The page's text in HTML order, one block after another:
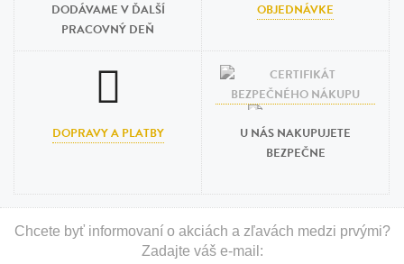
DODÁVAME V ĎALŠÍ
PRACOVNÝ DEŇ
OBJEDNÁVKE
DOPRAVY A PLATBY
U NÁS NAKUPUJETE
BEZPEČNE
Chcete byť informovaní o akciách a zľavách medzi prvými?
Zadajte váš e-mail: